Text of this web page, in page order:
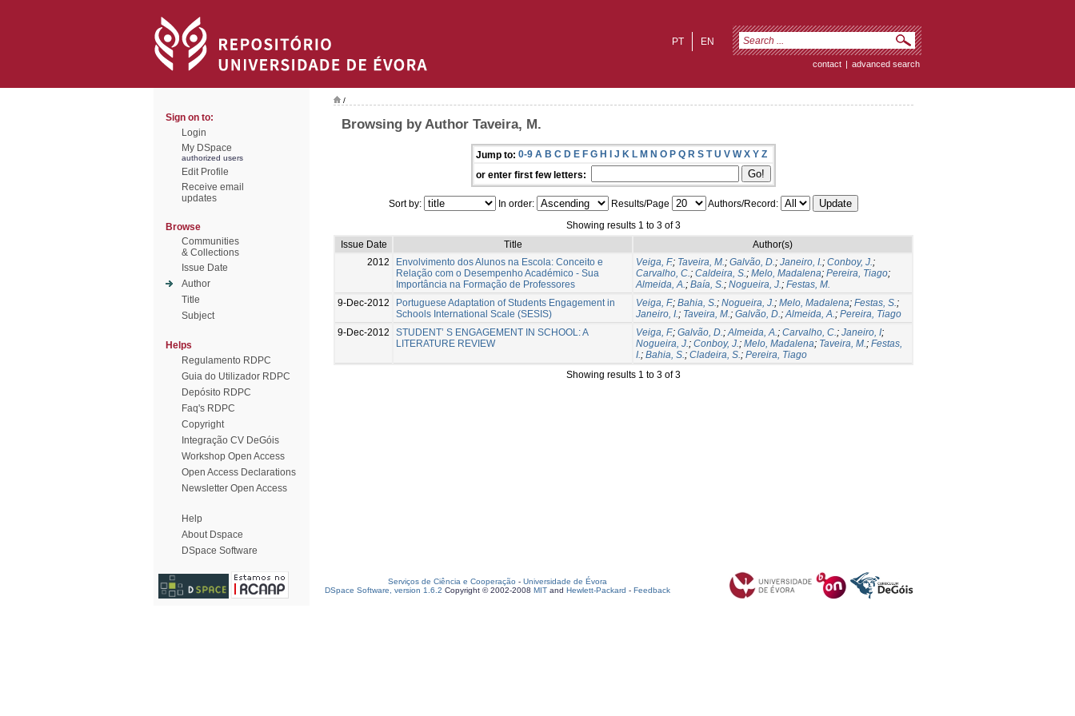
EN
PT
contact | advanced search
Sign on to:
Login
My DSpace
authorized users
Edit Profile
Receive email
updates
Browse
Communities
& Collections
Issue Date
Author
Title
Subject
Helps
Regulamento RDPC
Guia do Utilizador RDPC
Depósito RDPC
Faq's RDPC
Copyright
Integração CV DeGóis
Workshop Open Access
Open Access Declarations
Newsletter Open Access
Help
About Dspace
DSpace Software
/
Browsing by Author Taveira, M.
Jump to: 0-9 A B C D E F G H I J K L M N O P Q R S T U V W X Y Z
or enter first few letters:
Sort by: In order: Results/Page
Authors/Record:
Showing results 1 to 3 of 3
Issue Date
Title
Author(s)
2012
Envolvimento dos Alunos na Escola: Conceito e
Relação com o Desempenho Académico - Sua
Importância na Formação de Professores
Veiga, F.; Taveira, M.; Galvão, D.; Janeiro, I.; Conboy, J.;
Carvalho, C.; Caldeira, S.; Melo, Madalena; Pereira, Tiago;
Almeida, A.; Baía, S.; Nogueira, J.; Festas, M.
9-Dec-2012
Portuguese Adaptation of Students Engagement in
Schools International Scale (SESIS)
Veiga, F.; Bahia, S.; Nogueira, J.; Melo, Madalena; Festas, S.;
Janeiro, I.; Taveira, M.; Galvão, D.;Almeida, A.; Pereira, Tiago
9-Dec-2012
STUDENT’ S ENGAGEMENT IN SCHOOL: A
LITERATURE REVIEW
Veiga, F.; Galvão, D.;Almeida, A.; Carvalho, C.; Janeiro, I;
Nogueira, J.; Conboy, J.; Melo, Madalena; Taveira, M.; Festas,
I.; Bahia, S.; Cladeira, S.; Pereira, Tiago
Showing results 1 to 3 of 3
Serviços de Ciência e Cooperação - Universidade de Évora
DSpace Software, version 1.6.2 Copyright © 2002-2008 MIT and Hewlett-Packard - Feedback